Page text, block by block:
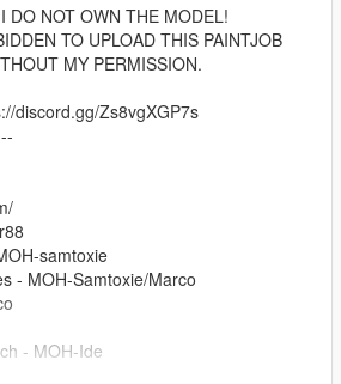
DO NOT OWN THE MODEL!
TO UPLOAD THIS PAINTJOB
MY PERMISSION.
discord.gg/Zs8vgXGP7s
samtoxie
- MOH-Samtoxie/Marco
- MOH-Ide